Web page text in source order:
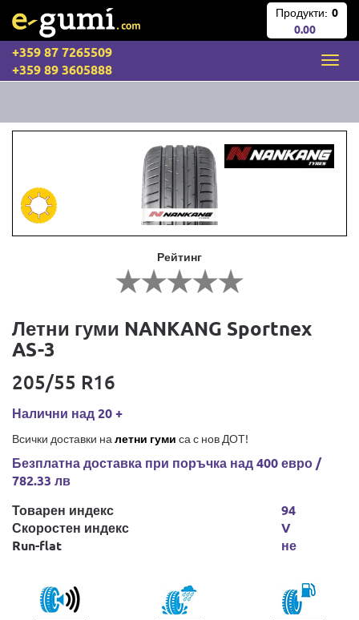
Продукти: 0
0.00
+359 87 7265509
+359 89 3605888
Рейтинг
Летни гуми NANKANG Sportnex
AS-3
205/55 R16
Налични над 20 +
Всички доставки на летни гуми са с нов ДОТ!
Безплатна доставка при поръчка над 400 евро /
782.33 лв
Товарен индекс
Скоростен индекс
Run-flat
94
V
не